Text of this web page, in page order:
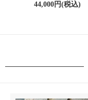
44,000円(税込)